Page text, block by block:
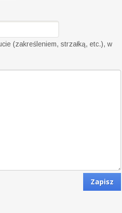
(zakreśleniem, strzałką, etc.), w